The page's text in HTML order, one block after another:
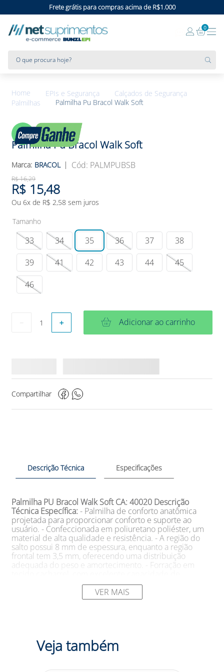
Frete grátis para compras acima de R$1.000
0
EPIs e Segurança
Calçados de Segurança
Palmilhas
Palmilha Pu Bracol Walk Soft
5%
OFF
Palmilha Pu Bracol Walk Soft
BRACOL : PALMPUBSB
R$16,29
R$ 15,48
Ou 6x de R$ 2,58 sem juros
Tamanho
33 34 35 36 37
38
39
41 42 43 44
45
46
＋ Adicionar ao carrinho
Compartilhar
Descrição Técnica Especificações
Palmilha PU Bracol Walk Soft CA: 40020 Descrição
Técnica Específica: - Palmilha de conforto anatômica
projetada para proporcionar conforto e suporte ao
usuário. - Confeccionada em poliuretano poliéster, um
material de alta qualidade e resistência. - A região do
salto possui 8 mm de espessura, enquanto a região
frontal tem 3,5 mm, oferecendo uma distribuição
adequada do peso e amortecimento. - Forração em
absorção de suor, mantendo os pés secos e confortáveis
durante o uso. - Palmilha com ótima absorção de
impacto, reduzindo a pressão exercida sobre os pés e
proporcionando conforto adicional durante longas
jornadas de trabalho. - Indicada para profissionais que
passam longos períodos em pé ou caminhando, como
VER MAIS
Veja também